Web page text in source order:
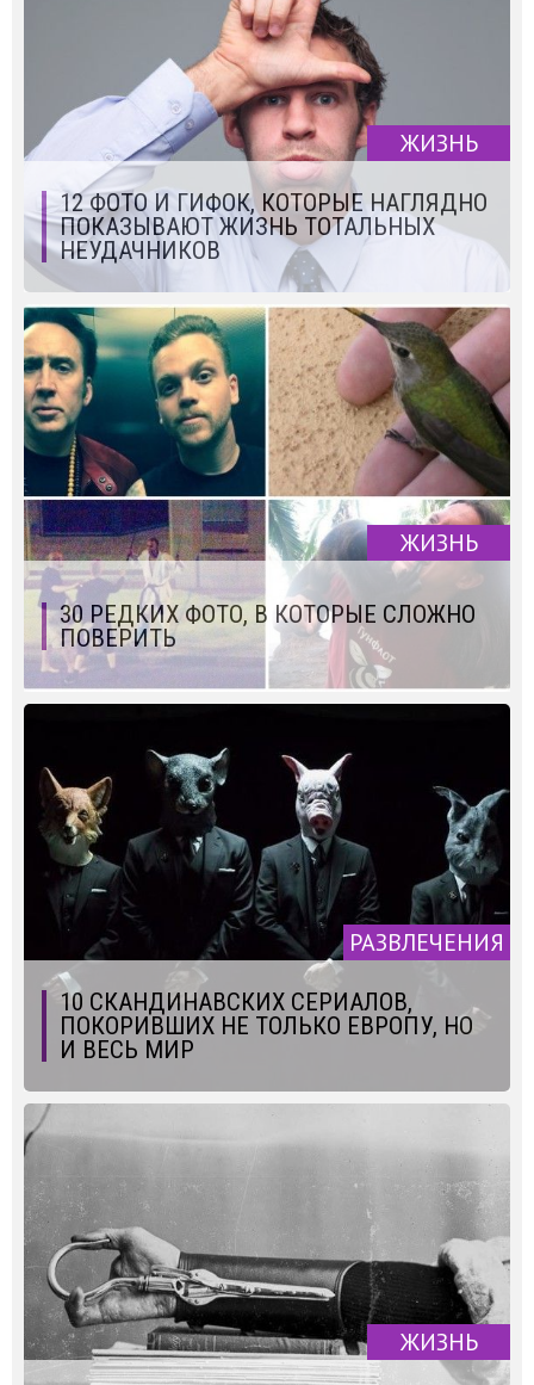
ЖИЗНЬ
12 ФОТО И ГИФОК, КОТОРЫЕ НАГЛЯДНО
ПОКАЗЫВАЮТ ЖИЗНЬ ТОТАЛЬНЫХ
НЕУДАЧНИКОВ
ЖИЗНЬ
30 РЕДКИХ ФОТО, В КОТОРЫЕ СЛОЖНО
ПОВЕРИТЬ
РАЗВЛЕЧЕНИЯ
10 СКАНДИНАВСКИХ СЕРИАЛОВ,
ПОКОРИВШИХ НЕ ТОЛЬКО ЕВРОПУ, НО
И ВЕСЬ МИР
ЖИЗНЬ